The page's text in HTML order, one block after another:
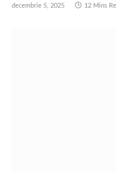
decembrie 5, 2025 12 Mins